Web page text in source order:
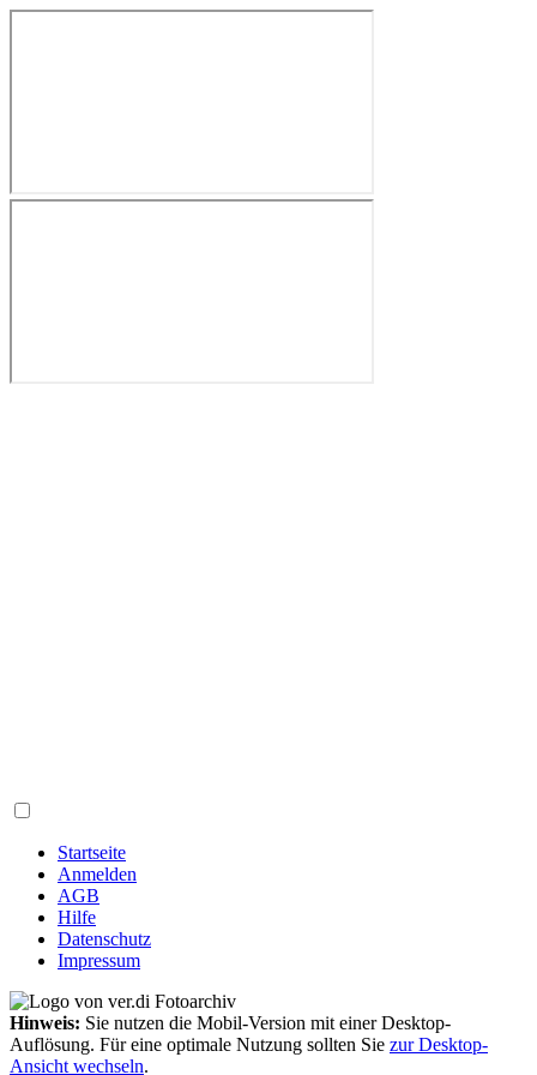
Startseite
Anmelden
AGB
Hilfe
Datenschutz
Impressum
Hinweis: Sie nutzen die Mobil-Version mit einer Desktop-
Auflösung. Für eine optimale Nutzung sollten Sie zur Desktop-
Ansicht wechseln.